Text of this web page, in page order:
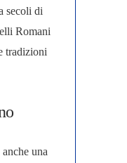
secoli di
Romani
tradizioni
una